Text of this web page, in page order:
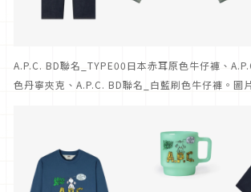
A.P.C. BD聯名_TYPE00日本赤耳原色牛仔褲、
色丹寧夾克、A.P.C. BD聯名_白藍刷色牛仔褲。圖